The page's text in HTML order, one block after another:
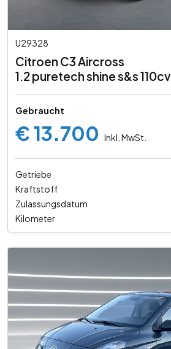
U29328
Citroen C3 Aircross
1.2 puretech shine s&s 110cv
Gebraucht
€ 13.700 Inkl. MwSt.
Getriebe
Kraftstoff
Zulassungsdatum
Kilometer